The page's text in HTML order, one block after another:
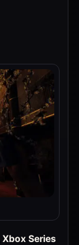
Xbox Series